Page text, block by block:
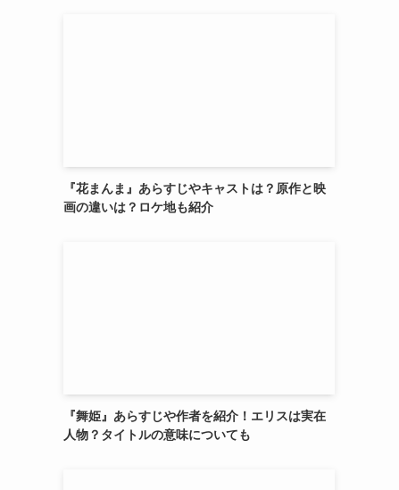
『花まんま』あらすじやキャストは？原作と映
画の違いは？ロケ地も紹介
『舞姫』あらすじや作者を紹介！エリスは実在
人物？タイトルの意味についても